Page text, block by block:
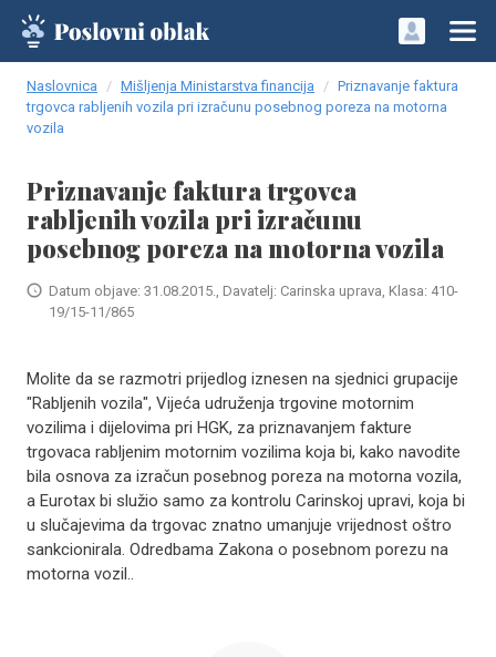
Naslovnica Mišljenja Ministarstva financija
Priznavanje faktura
trgovca rabljenih vozila pri izračunu posebnog poreza na motorna
vozila
Priznavanje faktura trgovca
rabljenih vozila pri izračunu
posebnog poreza na motorna vozila
Datum objave: 31.08.2015., Davatelj: Carinska uprava, Klasa: 410-
19/15-11/865
Molite da se razmotri prijedlog iznesen na sjednici grupacije
"Rabljenih vozila", Vijeća udruženja trgovine motornim
vozilima i dijelovima pri HGK, za priznavanjem fakture
trgovaca rabljenim motornim vozilima koja bi, kako navodite
bila osnova za izračun posebnog poreza na motorna vozila,
a Eurotax bi služio samo za kontrolu Carinskoj upravi, koja bi
u slučajevima da trgovac znatno umanjuje vrijednost oštro
sankcionirala. Odredbama Zakona o posebnom porezu na
motorna vozil..